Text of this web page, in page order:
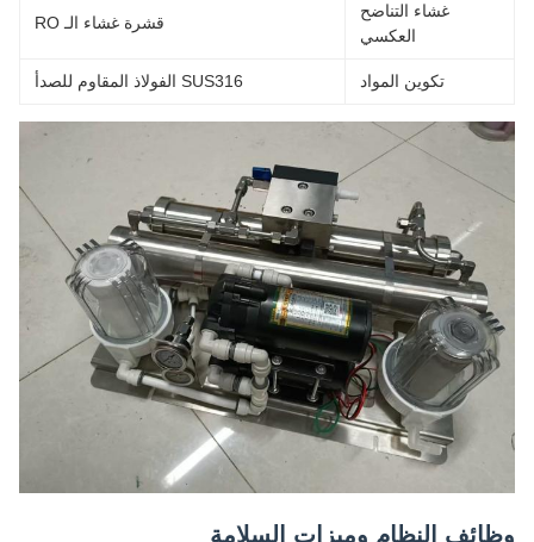
غشاء التناضح
العكسي
قشرة غشاء الـ RO
تكوين المواد SUS316 الفولاذ المقاوم للصدأ
وظائف النظام وميزات السلامة